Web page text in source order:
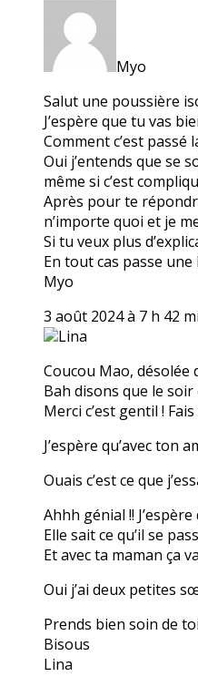
Myo
Salut une poussière
J’espère que tu vas
Comment c’est passé
Oui j’entends que se
même si c’est
Après pour te
n’importe quoi et je
Si tu veux plus
En tout cas passe
Myo
3 août 2024 à 7 h 42
Lina
Coucou Mao, désolée
Bah disons que le
Merci c’est gentil !
J’espère qu’avec ton
Ouais c’est ce que
Ahhh génial !!
Elle sait ce qu’il se
Et avec ta maman ça
Oui j’ai deux petites
Prends bien soin de toi
Bisous
Lina